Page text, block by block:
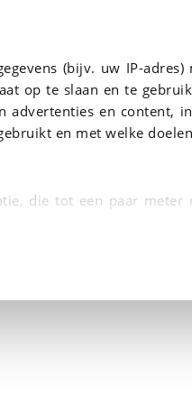
(bijv. uw IP-adres)
op te slaan en te
advertenties en content,
en met welke
die tot een paar meter
wijzigen of
betere en meer
Ook gebruiken we